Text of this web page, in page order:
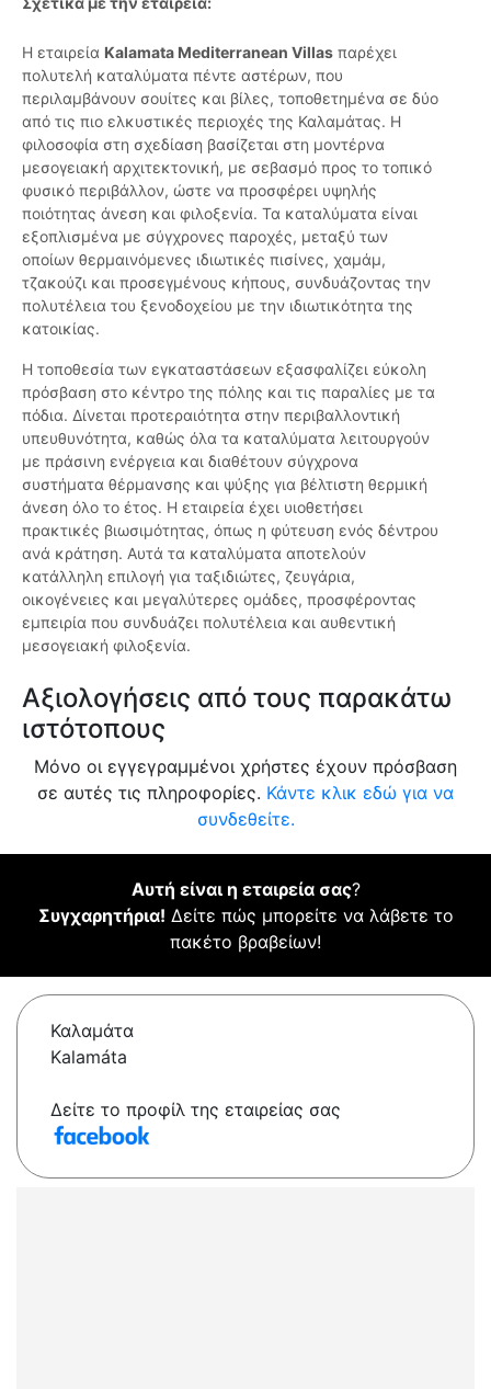
Η εταιρεία Kalamata Mediterranean Villas παρέχει
πολυτελή καταλύματα πέντε αστέρων, που
περιλαμβάνουν σουίτες και βίλες, τοποθετημένα σε δύο
από τις πιο ελκυστικές περιοχές της Καλαμάτας. Η
φιλοσοφία στη σχεδίαση βασίζεται στη μοντέρνα
μεσογειακή αρχιτεκτονική, με σεβασμό προς το τοπικό
φυσικό περιβάλλον, ώστε να προσφέρει υψηλής
ποιότητας άνεση και φιλοξενία. Τα καταλύματα είναι
εξοπλισμένα με σύγχρονες παροχές, μεταξύ των
οποίων θερμαινόμενες ιδιωτικές πισίνες, χαμάμ,
τζακούζι και προσεγμένους κήπους, συνδυάζοντας την
πολυτέλεια του ξενοδοχείου με την ιδιωτικότητα της
κατοικίας.
Η τοποθεσία των εγκαταστάσεων εξασφαλίζει εύκολη
πρόσβαση στο κέντρο της πόλης και τις παραλίες με τα
πόδια. Δίνεται προτεραιότητα στην περιβαλλοντική
υπευθυνότητα, καθώς όλα τα καταλύματα λειτουργούν
με πράσινη ενέργεια και διαθέτουν σύγχρονα
συστήματα θέρμανσης και ψύξης για βέλτιστη θερμική
άνεση όλο το έτος. Η εταιρεία έχει υιοθετήσει
πρακτικές βιωσιμότητας, όπως η φύτευση ενός δέντρου
ανά κράτηση. Αυτά τα καταλύματα αποτελούν
κατάλληλη επιλογή για ταξιδιώτες, ζευγάρια,
οικογένειες και μεγαλύτερες ομάδες, προσφέροντας
εμπειρία που συνδυάζει πολυτέλεια και αυθεντική
μεσογειακή φιλοξενία.
Αξιολογήσεις από τους παρακάτω
ιστότοπους
Μόνο οι εγγεγραμμένοι χρήστες έχουν πρόσβαση
σε αυτές τις πληροφορίες. Κάντε κλικ εδώ για να
συνδεθείτε.
Αυτή είναι η εταιρεία σας?
Συγχαρητήρια! Δείτε πώς μπορείτε να λάβετε το
πακέτο βραβείων!
Καλαμάτα
Kalamáta
Δείτε το προφίλ της εταιρείας σας